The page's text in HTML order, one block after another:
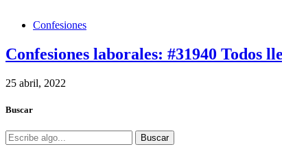
Confesiones
Confesiones laborales: #31940 Todos
25 abril, 2022
Buscar
Buscar